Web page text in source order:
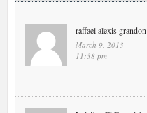
raffael alexis
March 9, 2013
11:38 pm